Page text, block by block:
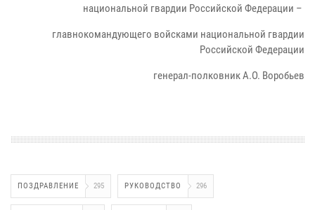
национальной гвардии Российской Федерации –
главнокомандующего войсками национальной гвардии
Российской Федерации
генерал-полковник А.О. Воробьев
ПОЗДРАВЛЕНИЕ 295 РУКОВОДСТВО 296